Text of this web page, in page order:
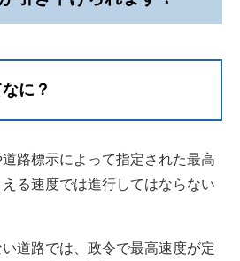
に？
路標示によって指定された最高
る速度では進行してはならない
道路では、政令で最高速度が定